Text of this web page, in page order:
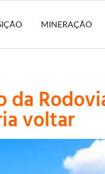
MINERAÇÃO
voltar